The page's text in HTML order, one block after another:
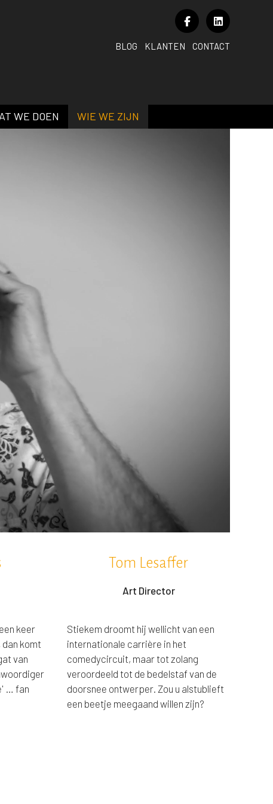
BLOG KLANTEN CONTACT
WE DOEN WIE WE ZIJN
keer
komt
van
… fan
Tom Lesaffer
Art Director
Stiekem droomt hij wellicht van een
internationale carrière in het
comedycircuit, maar tot zolang
veroordeeld tot de bedelstaf van de
doorsnee ontwerper. Zou u alstublieft
een beetje meegaand willen zijn?